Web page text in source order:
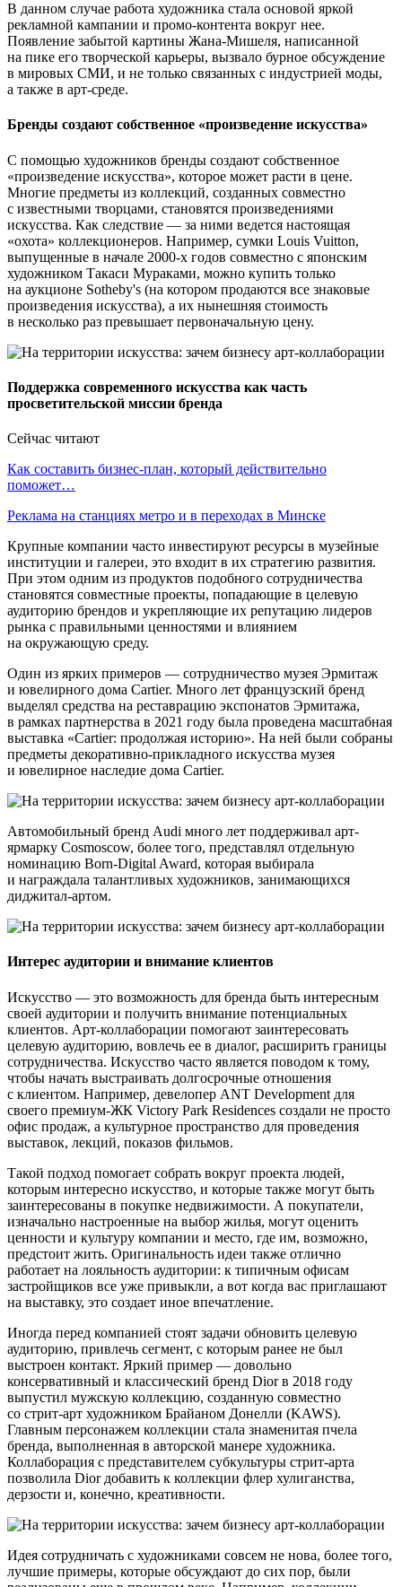
В данном случае работа художника стала основой яркой
рекламной кампании и промо-контента вокруг нее.
Появление забытой картины Жана-Мишеля, написанной
на пике его творческой карьеры, вызвало бурное обсуждение
в мировых СМИ, и не только связанных с индустрией моды,
а также в арт-среде.
Бренды создают собственное «произведение искусства»
С помощью художников бренды создают собственное
«произведение искусства», которое может расти в цене.
Многие предметы из коллекций, созданных совместно
с известными творцами, становятся произведениями
искусства. Как следствие — за ними ведется настоящая
«охота» коллекционеров. Например, сумки Louis Vuitton,
выпущенные в начале 2000-х годов совместно с японским
художником Такаси Мураками, можно купить только
на аукционе Sotheby's (на котором продаются все знаковые
произведения искусства), а их нынешняя стоимость
в несколько раз превышает первоначальную цену.
Поддержка современного искусства как часть
просветительской миссии бренда
Сейчас читают
Как составить бизнес-план, который действительно
поможет…
Реклама на станциях метро и в переходах в Минске
Крупные компании часто инвестируют ресурсы в музейные
институции и галереи, это входит в их стратегию развития.
При этом одним из продуктов подобного сотрудничества
становятся совместные проекты, попадающие в целевую
аудиторию брендов и укрепляющие их репутацию лидеров
рынка с правильными ценностями и влиянием
на окружающую среду.
Один из ярких примеров — сотрудничество музея Эрмитаж
и ювелирного дома Cartier. Много лет французский бренд
выделял средства на реставрацию экспонатов Эрмитажа,
в рамках партнерства в 2021 году была проведена масштабная
выставка «Cartier: продолжая историю». На ней были собраны
предметы декоративно-прикладного искусства музея
и ювелирное наследие дома Cartier.
Автомобильный бренд Audi много лет поддерживал арт-
ярмарку Cosmoscow, более того, представлял отдельную
номинацию Born-Digital Award, которая выбирала
и награждала талантливых художников, занимающихся
диджитал-артом.
Интерес аудитории и внимание клиентов
Искусство — это возможность для бренда быть интересным
своей аудитории и получить внимание потенциальных
клиентов. Арт-коллаборации помогают заинтересовать
целевую аудиторию, вовлечь ее в диалог, расширить границы
сотрудничества. Искусство часто является поводом к тому,
чтобы начать выстраивать долгосрочные отношения
с клиентом. Например, девелопер ANT Development для
своего премиум-ЖК Victory Park Residences создали не просто
офис продаж, а культурное пространство для проведения
выставок, лекций, показов фильмов.
Такой подход помогает собрать вокруг проекта людей,
которым интересно искусство, и которые также могут быть
заинтересованы в покупке недвижимости. А покупатели,
изначально настроенные на выбор жилья, могут оценить
ценности и культуру компании и место, где им, возможно,
предстоит жить. Оригинальность идеи также отлично
работает на лояльность аудитории: к типичным офисам
застройщиков все уже привыкли, а вот когда вас приглашают
на выставку, это создает иное впечатление.
Иногда перед компанией стоят задачи обновить целевую
аудиторию, привлечь сегмент, с которым ранее не был
выстроен контакт. Яркий пример — довольно
консервативный и классический бренд Dior в 2018 году
выпустил мужскую коллекцию, созданную совместно
со стрит-арт художником Брайаном Донелли (KAWS).
Главным персонажем коллекции стала знаменитая пчела
бренда, выполненная в авторской манере художника.
Коллаборация с представителем субкультуры стрит-арта
позволила Dior добавить к коллекции флер хулиганства,
дерзости и, конечно, креативности.
Идея сотрудничать с художниками совсем не нова, более того,
лучшие примеры, которые обсуждают до сих пор, были